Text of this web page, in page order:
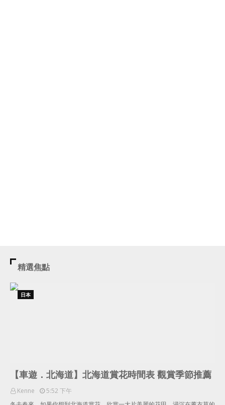
精選焦點
日本
【車遊．北海道】北海道賞花時間表 觀賞季節推薦
Kenne
5:52 下午